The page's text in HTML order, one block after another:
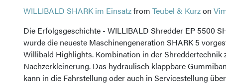
WILLIBALD SHARK im Einsatzfrom Teubel & Kurzon
Die Erfolgsgeschichte - WILLIBALD Shredder EP 5500
wurde die neueste Maschinengeneration SHARK 5
Willibald Highlights. Kombination in der Shreddertechnik
Nachzerkleinerung. Das hydraulisch klappbare
kann in die Fahrstellung oder auch in Servicestellung